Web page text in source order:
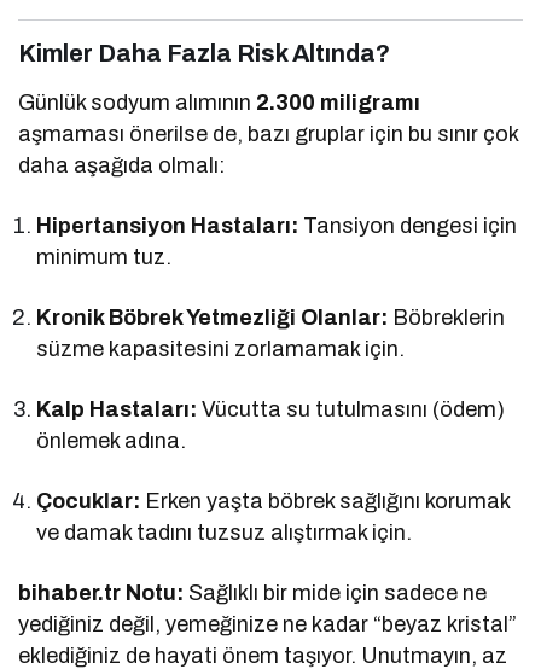
Kimler Daha Fazla Risk Altında?
Günlük sodyum alımının 2.300 miligramı
aşmaması önerilse de, bazı gruplar için bu sınır çok
daha aşağıda olmalı:
Hipertansiyon Hastaları: Tansiyon dengesi için
minimum tuz.
Kronik Böbrek Yetmezliği Olanlar: Böbreklerin
süzme kapasitesini zorlamamak için.
Kalp Hastaları: Vücutta su tutulmasını (ödem)
önlemek adına.
Çocuklar: Erken yaşta böbrek sağlığını korumak
ve damak tadını tuzsuz alıştırmak için.
bihaber.tr Notu: Sağlıklı bir mide için sadece ne
yediğiniz değil, yemeğinize ne kadar “beyaz kristal”
eklediğiniz de hayati önem taşıyor. Unutmayın, az